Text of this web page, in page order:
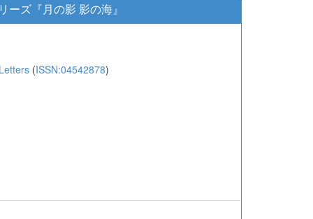
ズ『月の影 影の海』
(ISSN:04542878)